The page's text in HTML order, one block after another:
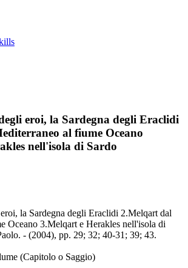
eroi, la Sardegna degli Eraclidi
al fiume Oceano
nell'isola di Sardo
la Sardegna degli Eraclidi 2.Melqart dal
Oceano 3.Melqart e Herakles nell'isola di
- (2004), pp. 29; 32; 40-31; 39; 43.
(Capitolo o Saggio)